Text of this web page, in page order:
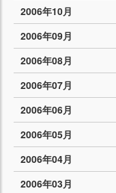
2006年10月
2006年09月
2006年08月
2006年07月
2006年06月
2006年05月
2006年04月
2006年03月